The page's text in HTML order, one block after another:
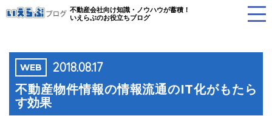
不動産会社向け知識・ノウハウが蓄積！
いえらぶのお役立ちブログ
WEB 2018.08.17
不動産物件情報の情報流通のIT化がもたら
す効果